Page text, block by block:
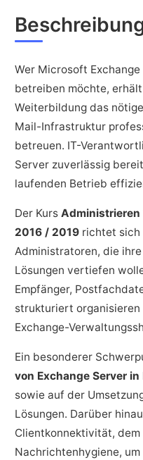
Wer Microsoft
betreiben möchte,
Weiterbildung das
Mail-Infrastruktur
betreuen. IT-
Server zuverlässig
laufenden Betrieb
Der Kurs Administrieren
2016 / 2019 richtet sich
Administratoren, die
Lösungen vertiefen
Empfänger,
strukturiert
Exchange-
Ein besonderer
von Exchange Server
sowie auf der
Lösungen. Darüber
Clientkonnektivität,
Nachrichtenhygiene,